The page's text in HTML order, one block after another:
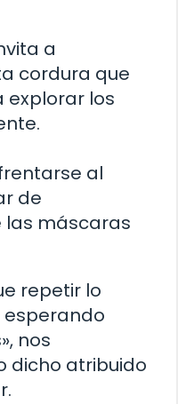
a
cordura que
explorar los
al
de
las máscaras
repetir lo
esperando
nos
dicho atribuido